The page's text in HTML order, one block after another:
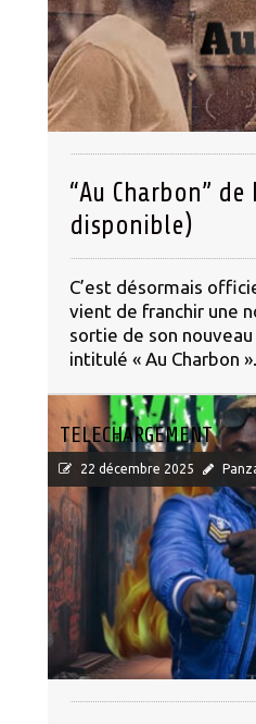
“Au Charbon”
disponible)
C’est désormais
vient de franchir une
sortie de son
intitulé « Au Charbon ».
TELECHARGEMENT
22 décembre 2025